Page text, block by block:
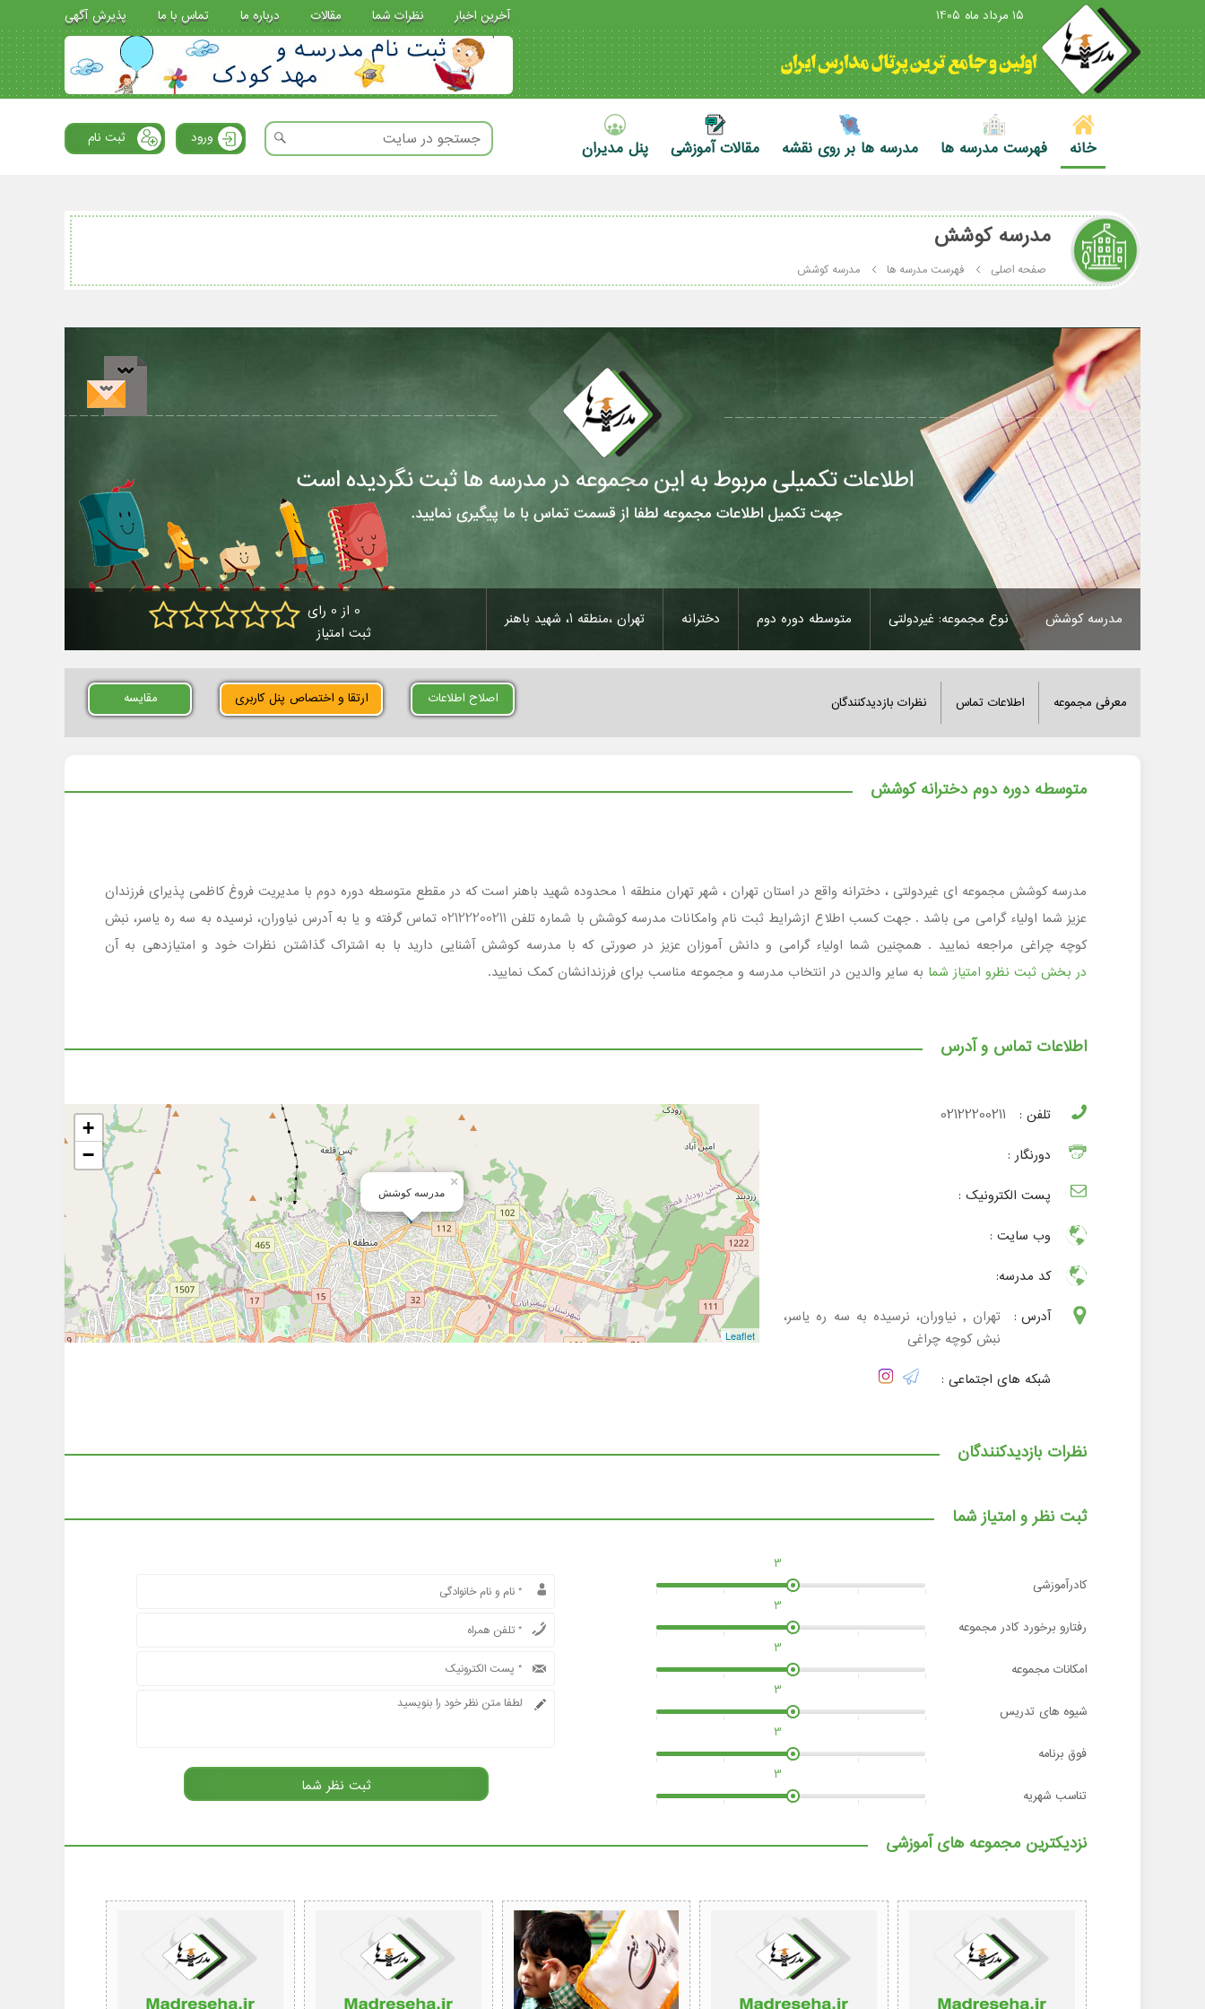
15 مرداد ماه 1405 آخرین اخبار نظرات شما مقالات درباره ما تماس با ما پذیرش آگهی
ورود ثبت نام خانه فهرست مدرسه ها مدرسه ها بر روی نقشه مقالات آموزشی پنل مدیران
مدرسه کوشش
صفحه اصلی فهرست مدرسه ها مدرسه کوشش
مدرسه کوشش نوع مجموعه: غیردولتی متوسطه دوره دوم دخترانه تهران ،منطقه 1، شهید باهنر
0 از 0 رای
ثبت امتیاز
معرفی مجموعه اطلاعات تماس نظرات بازدیدکنندگان اصلاح اطلاعات ارتقا و اختصاص پنل کاربری مقایسه
متوسطه دوره دوم دخترانه کوشش
مدرسه کوشش مجموعه ای غیردولتی ، دخترانه واقع در استان تهران ، شهر تهران منطقه 1 محدوده شهید باهنر است که در مقطع متوسطه دوره دوم با مدیریت فروغ کاظمی پذیرای فرزندان
عزیز شما اولیاء گرامی می باشد . جهت کسب اطلاع ازشرایط ثبت نام وامکانات مدرسه کوشش با شماره تلفن 02122200211 تماس گرفته و یا به آدرس نیاوران، نرسیده به سه ره یاسر، نبش
کوچه چراغی مراجعه نمایید . همچنین شما اولیاء گرامی و دانش آموزان عزیز در صورتی که با مدرسه کوشش آشنایی دارید با به اشتراک گذاشتن نظرات خود و امتیازدهی به آن
در بخش ثبت نظرو امتیاز شما به سایر والدین در انتخاب مدرسه و مجموعه مناسب برای فرزندانشان کمک نمایید.
اطلاعات تماس و آدرس
تلفن :
02122200211
دورنگار :
پست الکترونیک :
وب سایت :
کد مدرسه:
آدرس :
تهران , نیاوران، نرسیده به سه ره یاسر،
نبش کوچه چراغی
شبکه های اجتماعی :
مدرسه کوشش
×
+
−
Leaflet
نظرات بازدیدکنندگان
ثبت نظر و امتیاز شما
کادرآموزشی
3
رفتارو برخورد کادر مجموعه
3
امکانات مجموعه
3
شیوه های تدریس
3
فوق برنامه
3
تناسب شهریه
3
نزدیکترین مجموعه های آموزشی